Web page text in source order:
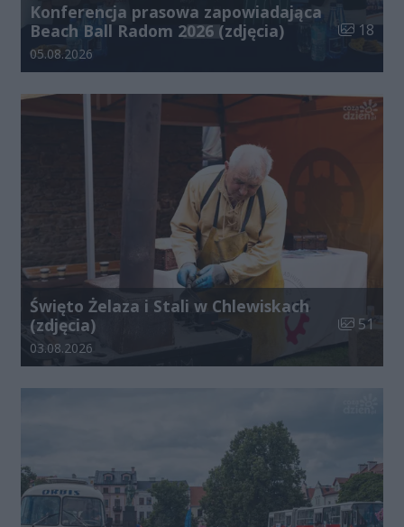
Konferencja prasowa zapowiadająca
Beach Ball Radom 2026 (zdjęcia)
Liczba
18
Data dodania galerii:
05.08.2026
Święto Żelaza i Stali w Chlewiskach
(zdjęcia)
Liczba
51
Data dodania galerii:
03.08.2026